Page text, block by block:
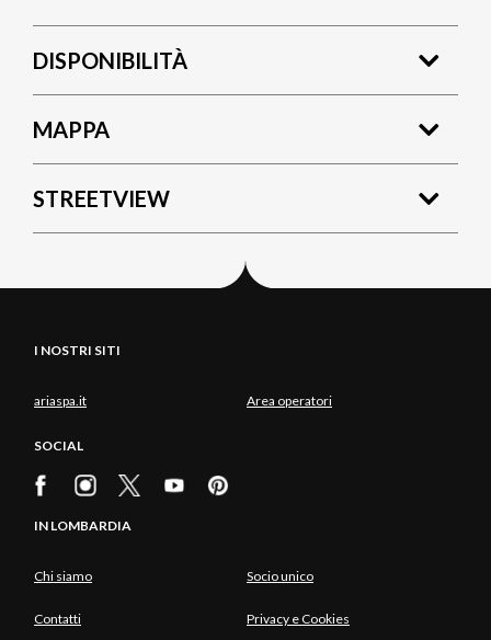
DISPONIBILITÀ
MAPPA
STREETVIEW
I NOSTRI SITI
ariaspa.it Area operatori
SOCIAL
IN LOMBARDIA
Chi siamo Socio unico
Contatti Privacy e Cookies